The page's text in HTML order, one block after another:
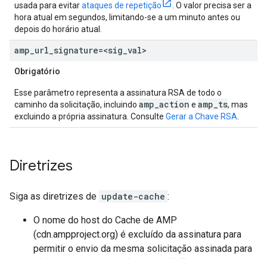
usada para evitarataques de repetição
. O valor precisa ser a
hora atual em segundos, limitando-se a um minuto antes ou
depois do horário atual.
amp url signature=<sig val>
Obrigatório
Esse parâmetro representa a assinatura RSA de todo o
caminho da solicitação, incluindo amp action e amp ts, mas
excluindo a própria assinatura. Consulte Gerar a Chave RSA
Diretrizes
Siga as diretrizes de update-cache :
O nome do host do Cache de AMP
(cdn.ampproject.org) é excluído da assinatura para
permitir o envio da mesma solicitação assinada para